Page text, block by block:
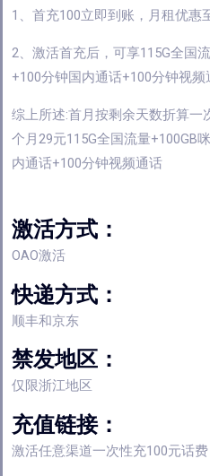
1、首充100立即到账，月租优惠
2、激活首充后，可享115G全国
+100分钟国内通话+100分钟视频
综上所述:首月按剩余天数折算一
个月29元115G全国流量+100GB
内通话+100分钟视频通话
激活方式：
OAO激活
快递方式：
顺丰和京东
禁发地区：
仅限浙江地区
充值链接：
激活任意渠道一次性充100元话费